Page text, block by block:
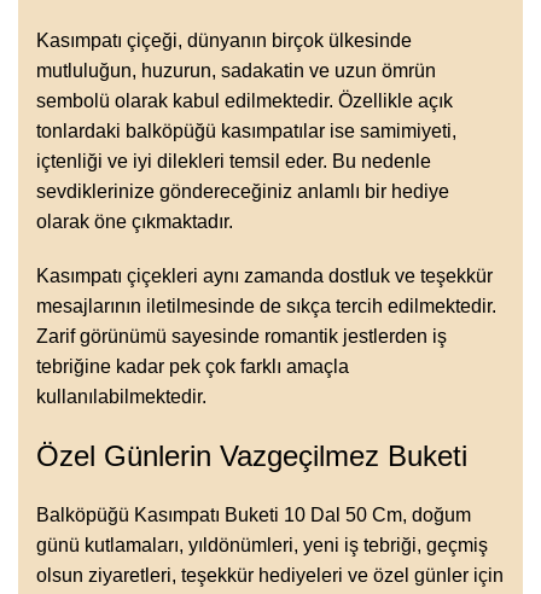
Kasımpatı çiçeği, dünyanın birçok ülkesinde
mutluluğun, huzurun, sadakatin ve uzun ömrün
sembolü olarak kabul edilmektedir. Özellikle açık
tonlardaki balköpüğü kasımpatılar ise samimiyeti,
içtenliği ve iyi dilekleri temsil eder. Bu nedenle
sevdiklerinize göndereceğiniz anlamlı bir hediye
olarak öne çıkmaktadır.
Kasımpatı çiçekleri aynı zamanda dostluk ve teşekkür
mesajlarının iletilmesinde de sıkça tercih edilmektedir.
Zarif görünümü sayesinde romantik jestlerden iş
tebriğine kadar pek çok farklı amaçla
kullanılabilmektedir.
Özel Günlerin Vazgeçilmez Buketi
Balköpüğü Kasımpatı Buketi 10 Dal 50 Cm, doğum
günü kutlamaları, yıldönümleri, yeni iş tebriği, geçmiş
olsun ziyaretleri, teşekkür hediyeleri ve özel günler için